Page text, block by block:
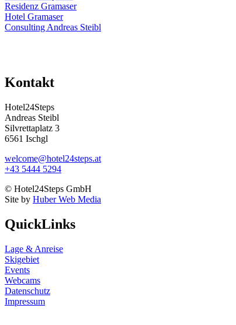
Residenz Gramaser
Hotel Gramaser
Consulting Andreas Steibl
Kontakt
Hotel24Steps
Andreas Steibl
Silvrettaplatz 3
6561 Ischgl
welcome@hotel24steps.at
+43 5444 5294
© Hotel24Steps GmbH
Site by Huber Web Media
QuickLinks
Lage & Anreise
Skigebiet
Events
Webcams
Datenschutz
Impressum